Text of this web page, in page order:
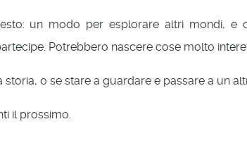
un modo per esplorare altri mondi,
Potrebbero nascere cose molto
o se stare a guardare e passare a un
il prossimo.